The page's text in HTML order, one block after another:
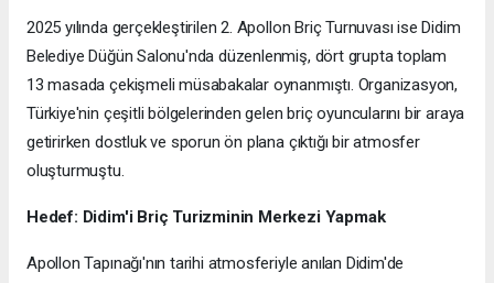
2025 yılında gerçekleştirilen 2. Apollon Briç Turnuvası ise Didim
Belediye Düğün Salonu'nda düzenlenmiş, dört grupta toplam
13 masada çekişmeli müsabakalar oynanmıştı. Organizasyon,
Türkiye'nin çeşitli bölgelerinden gelen briç oyuncularını bir araya
getirirken dostluk ve sporun ön plana çıktığı bir atmosfer
oluşturmuştu.
Hedef: Didim'i Briç Turizminin Merkezi Yapmak
Apollon Tapınağı'nın tarihi atmosferiyle anılan Didim'de